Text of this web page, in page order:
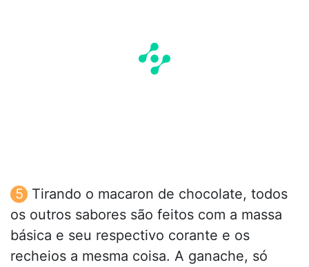
Tirando o macaron de chocolate, todos
os outros sabores são feitos com a massa
básica e seu respectivo corante e os
recheios a mesma coisa. A ganache, só